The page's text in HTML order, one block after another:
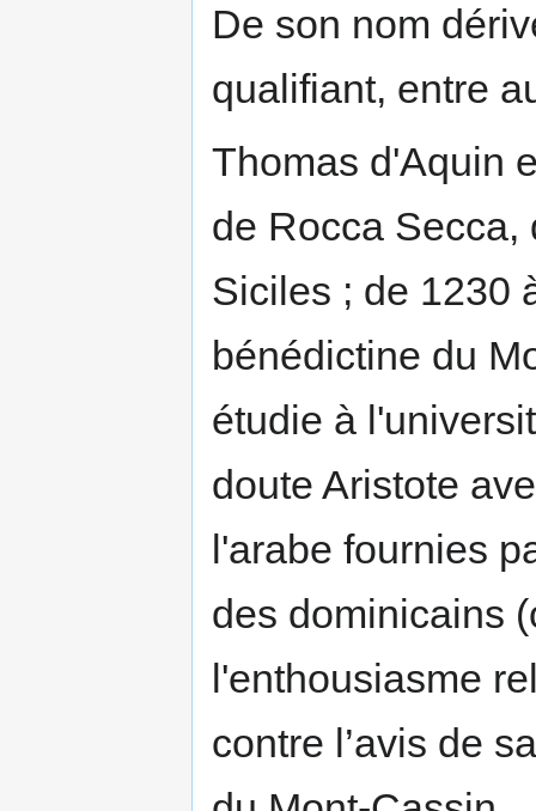
De son nom
qualifiant, entre
Thomas d'Aquin
de Rocca Secca,
Siciles ; de 1230
bénédictine du
étudie à
doute Aristote
l'arabe fournies
des dominicains
l'enthousiasme
contre l’avis de